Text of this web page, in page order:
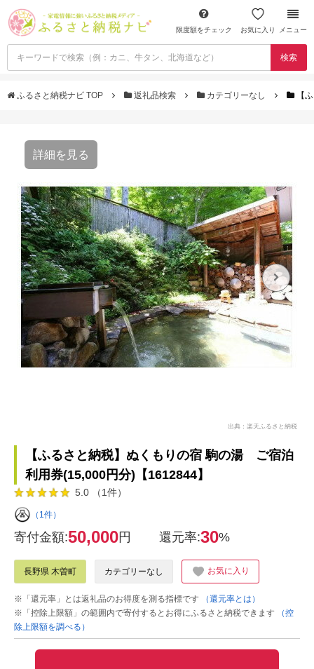
限度額をチェック お気に入り メニュー
検索
ふるさと納税ナビ TOP 返礼品検索 カテゴリーなし 【
詳細を見る
出典：楽天ふるさと納税
【ふるさと納税】ぬくもりの宿 駒の湯 ご宿泊
利用券(15,000円分)【1612844】
5.0 （1件）
（1件）
寄付金額:50,000円 還元率:30%
長野県 木曽町 カテゴリーなし お気に入り
※「還元率」とは返礼品のお得度を測る指標です
（還元率とは）
※「控除上限額」の範囲内で寄付するとお得にふるさと納税できます
（控
除上限額を調べる）